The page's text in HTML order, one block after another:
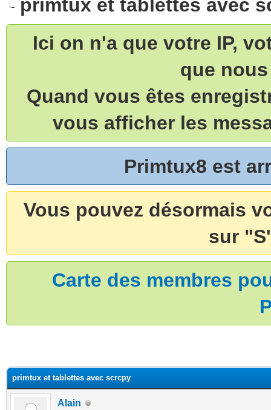
primtux et tablettes avec
Ici on n'a que votre IP,
que
Quand vous êtes
vous afficher les
Primtux8 est
Vous pouvez désormais
sur
Carte des membres
primtux et tablettes avec scrcpy
Alain